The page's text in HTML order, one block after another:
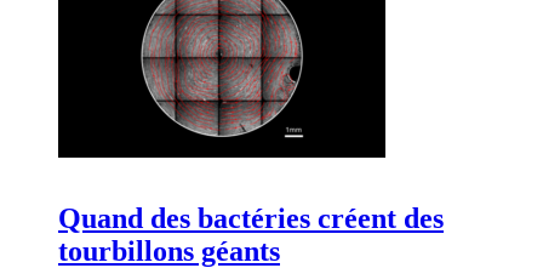
Quand des bactéries créent des
tourbillons géants